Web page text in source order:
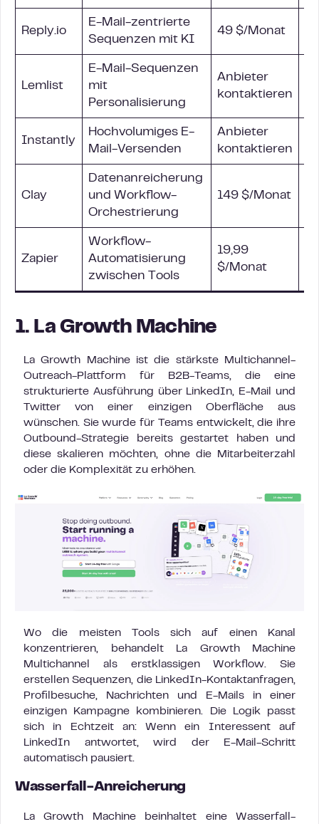
Reply.io
E-Mail-zentrierte
Sequenzen mit KI
49 $/Monat
Lemlist
E-Mail-Sequenzen
mit
Personalisierung
Anbieter
kontaktieren
Instantly
Hochvolumiges E-
Mail-Versenden
Anbieter
kontaktieren
Clay
Datenanreicherung
und Workflow-
Orchestrierung
149 $/Monat
Zapier
Workflow-
Automatisierung
zwischen Tools
19,99
$/Monat
1. La Growth Machine
La Growth Machine ist die stärkste Multichannel-
Outreach-Plattform für B2B-Teams, die eine
strukturierte Ausführung über LinkedIn, E-Mail und
Twitter von einer einzigen Oberfläche aus
wünschen. Sie wurde für Teams entwickelt, die ihre
Outbound-Strategie bereits gestartet haben und
diese skalieren möchten, ohne die Mitarbeiterzahl
oder die Komplexität zu erhöhen.
Wo die meisten Tools sich auf einen Kanal
konzentrieren, behandelt La Growth Machine
Multichannel als erstklassigen Workflow. Sie
erstellen Sequenzen, die LinkedIn-Kontaktanfragen,
Profilbesuche, Nachrichten und E-Mails in einer
einzigen Kampagne kombinieren. Die Logik passt
sich in Echtzeit an: Wenn ein Interessent auf
LinkedIn antwortet, wird der E-Mail-Schritt
automatisch pausiert.
Wasserfall-Anreicherung
La Growth Machine beinhaltet eine Wasserfall-